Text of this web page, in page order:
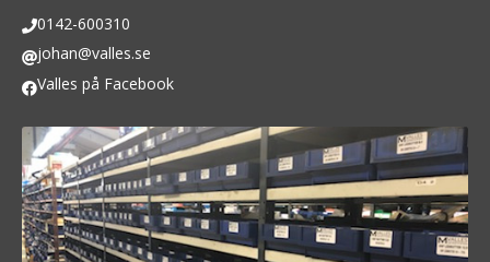
0142-600310
johan@valles.se
Valles på Facebook